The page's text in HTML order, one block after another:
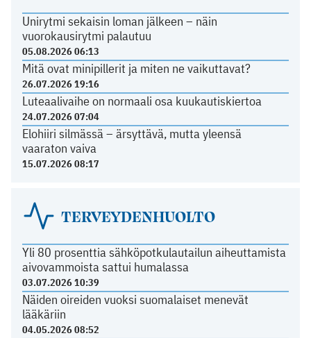
Unirytmi sekaisin loman jälkeen – näin
vuorokausirytmi palautuu
05.08.2026 06:13
Mitä ovat minipillerit ja miten ne vaikuttavat?
26.07.2026 19:16
Luteaalivaihe on normaali osa kuukautiskiertoa
24.07.2026 07:04
Elohiiri silmässä – ärsyttävä, mutta yleensä
vaaraton vaiva
15.07.2026 08:17
TERVEYDENHUOLTO
Yli 80 prosenttia sähköpotkulautailun aiheuttamista
aivovammoista sattui humalassa
03.07.2026 10:39
Näiden oireiden vuoksi suomalaiset menevät
lääkäriin
04.05.2026 08:52